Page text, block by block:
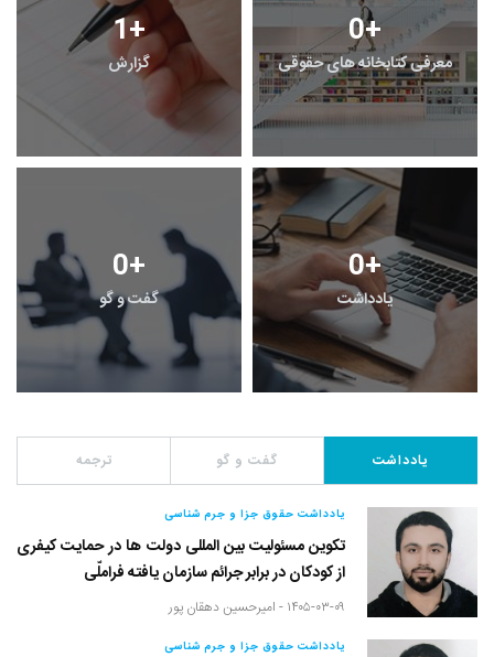
1+
گزارش
0+
معرفی کتابخانه های حقوقی
0+
گفت و گو
0+
یادداشت
یادداشت گفت و گو ترجمه
یادداشت حقوق جزا و جرم شناسی
تکوین مسئولیت بین المللی دولت ها در حمایت کیفری
از کودکان در برابر جرائم سازمان یافته فراملّی
۱۴۰۵-۰۳-۰۹ - امیرحسین دهقان پور
یادداشت حقوق جزا و جرم شناسی